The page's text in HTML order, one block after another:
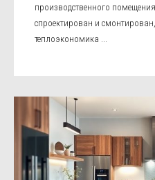
производственного
спроектирован и
теплоэкономика ...